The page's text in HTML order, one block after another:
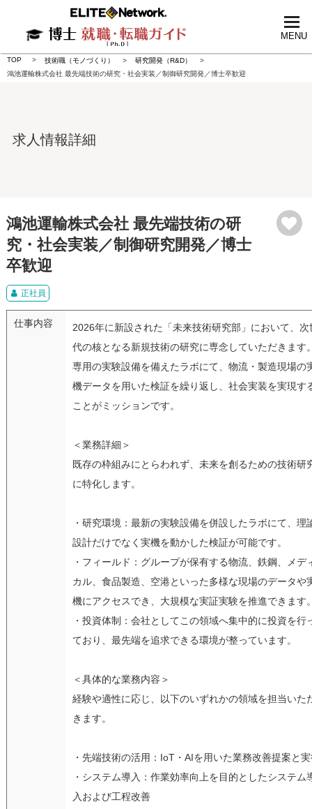
MENU
TOP 技術職（モノづくり）
研究開発（R&D）
鴻池運輸株式会社 最先端技術の研究・社会実装／制御研究開発／博士卒歓迎
求人情報詳細
鴻池運輸株式会社 最先端技術の研
究・社会実装／制御研究開発／博士
卒歓迎
正社員
仕事内容
2026年に新設された「未来技術研究部」において、次
代の核となる新規技術の研究に専念していただきます
専用の実験設備を備えたラボにて、物流・製造現場の
機データを用いた検証を繰り返し、社会実装を実現す
ことがミッションです。
＜業務詳細＞
既存の枠組みにとらわれず、未来を創るための技術研
に特化します。
・研究環境：最新の実験設備を併設したラボにて、理
設計だけでなく実機を動かした検証が可能です。
・フィールド：グループが保有する物流、鉄鋼、メデ
カル、食品製造、空港といった多様な現場のデータや
機にアクセスでき、大規模な実証実験を推進できます
・投資体制：会社としてこの領域へ集中的に投資を行
ており、最先端を追求できる環境が整っています。
＜具体的な業務内容＞
経験や適性に応じ、以下のいずれかの領域を担当いた
きます。
・先端技術の活用：IoT・AIを用いた業務改善提案と
・システム導入：作業効率向上を目的としたシステム
入および工程改善